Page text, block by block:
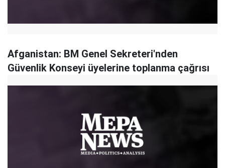
Afganistan: BM Genel Sekreteri'nden
Güvenlik Konseyi üyelerine toplanma çağrısı